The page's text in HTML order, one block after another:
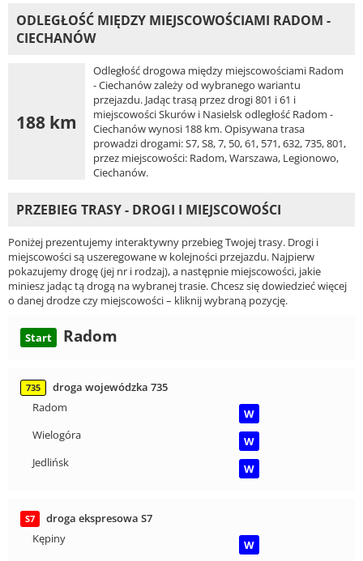
ODLEGŁOŚĆ MIĘDZY MIEJSCOWOŚCIAMI RADOM -
CIECHANÓW
188 km
Odległość drogowa między miejscowościami Radom
- Ciechanów zależy od wybranego wariantu
przejazdu. Jadąc trasą przez drogi 801 i 61 i
miejscowości Skurów i Nasielsk odległość Radom -
Ciechanów wynosi 188 km. Opisywana trasa
prowadzi drogami: S7, S8, 7, 50, 61, 571, 632, 735, 801,
przez miejscowości: Radom, Warszawa, Legionowo,
Ciechanów.
PRZEBIEG TRASY - DROGI I MIEJSCOWOŚCI
Poniżej prezentujemy interaktywny przebieg Twojej trasy. Drogi i
miejscowości są uszeregowane w kolejności przejazdu. Najpierw
pokazujemy drogę (jej nr i rodzaj), a następnie miejscowości, jakie
miniesz jadąc tą drogą na wybranej trasie. Chcesz się dowiedzieć więcej
o danej drodze czy miejscowości – kliknij wybraną pozycję.
Start Radom
735
droga wojewódzka 735
Radom
W
Wielogóra
W
Jedlińsk
W
S7
droga ekspresowa S7
Kępiny
W